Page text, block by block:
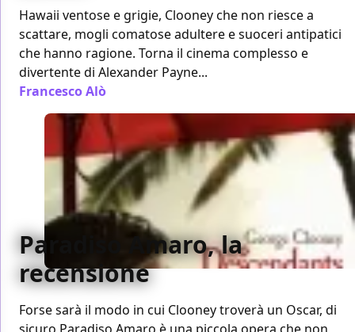
Hawaii ventose e grigie, Clooney che non riesce a
scattare, mogli comatose adultere e suoceri antipatici
che hanno ragione. Torna il cinema complesso e
divertente di Alexander Payne...
Francesco Alò
Paradiso Amaro, la
recensione
Forse sarà il modo in cui Clooney troverà un Oscar, di